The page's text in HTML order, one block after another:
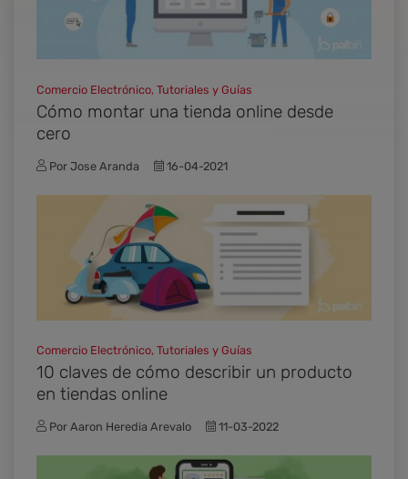
Comercio Electrónico, Tutoriales y Guías
Cómo montar una tienda online desde
cero
Por Jose Aranda 16-04-2021
Comercio Electrónico, Tutoriales y Guías
10 claves de cómo describir un producto
en tiendas online
Por Aaron Heredia Arevalo 11-03-2022